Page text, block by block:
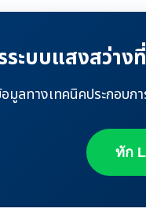
ระบบแสงสว่าง
มูลทางเทคนิคประกอบก
ทัก